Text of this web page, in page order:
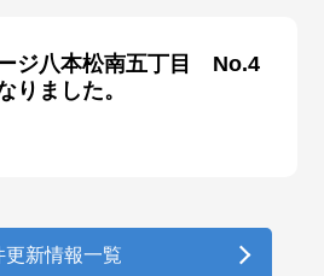
ジ八本松南五丁目 No.4
ました。
更新情報一覧